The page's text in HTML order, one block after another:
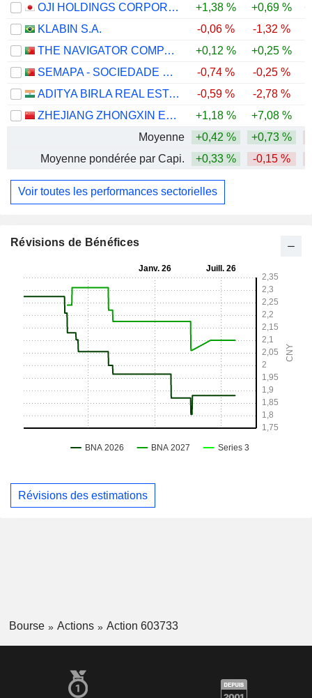
OJI HOLDINGS CORPORATION
+1,38 % +0,69 %
KLABIN S.A.
-0,06 % -1,32 %
THE NAVIGATOR COMPANY, S.A.
+0,12 % +0,25 %
SEMAPA - SOCIEDADE DE INVESTIMENTO E GESTÃO, SGPS, S.A.
-0,74 % -0,25 %
ADITYA BIRLA REAL ESTATE LIMITED
-0,59 % -2,78 %
ZHEJIANG ZHONGXIN ENVIRONMENTAL PROTECTION TECHNOLOGY GROUP CO., LTD.
+1,18 % +7,08 %
Moyenne
+0,42 % +0,73 %
Moyenne pondérée par Capi.
+0,33 % -0,15 %
Voir toutes les performances sectorielles
Révisions de Bénéfices
Révisions des estimations
Bourse Actions Action 603733